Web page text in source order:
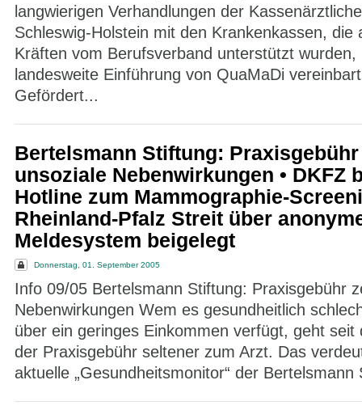
langwierigen Verhandlungen der
Schleswig-Holstein mit den Krankenkassen, die
Kräften vom Berufsverband unterstützt wurden,
landesweite Einführung von QuaMaDi
Gefördert...
Bertelsmann Stiftung:
unsoziale Nebenwirkungen • DKFZ
Hotline zum Mammographie-
Rheinland-Pfalz Streit über
Meldesystem beigelegt
Donnerstag, 01. September 2005
Info 09/05 Bertelsmann Stiftung: Praxisgebühr
Nebenwirkungen Wem es gesundheitlich
über ein geringes Einkommen verfügt, geht seit
der Praxisgebühr seltener zum Arzt. Das
aktuelle „Gesundheitsmonitor“ der